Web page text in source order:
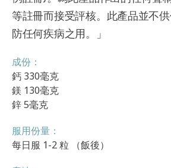
等註冊而接受評核。此產品並不
防任何疾病之用。」
成份：
鈣 330毫克
鎂 130毫克
鋅 5毫克
服用份量：
每日服 1-2 粒 （飯後）